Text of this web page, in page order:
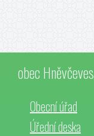
obec Hněvčeves
Obecní úřad
Úřední deska